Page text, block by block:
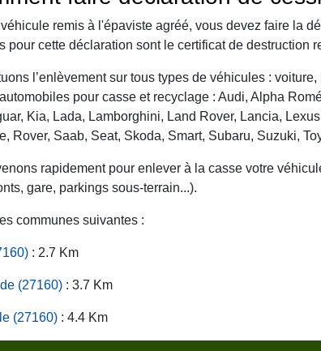
remis à l'épaviste agréé, vous devez faire la
pour cette déclaration sont le certificat de
l’enlèvement sur tous types de véhicules :
pour casse et recyclage : Audi, Alpha
Kia, Lada, Lamborghini, Land Rover, Lancia,
Rover, Saab, Seat, Skoda, Smart, Subaru, Suzuki,
rapidement pour enlever à la casse votre
gare, parkings sous-terrain...).
communes suivantes :
: 2.7 Km
(27160) : 3.7 Km
(27160) : 4.4 Km